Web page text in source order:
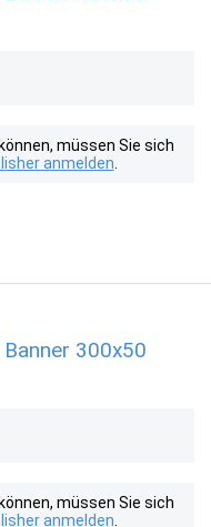
müssen Sie sich
anmelden
300x50
müssen Sie sich
anmelden